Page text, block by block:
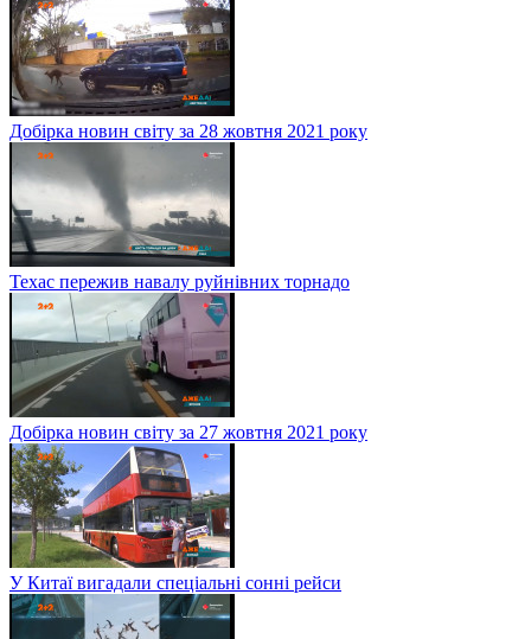
Добірка новин світу за 28 жовтня 2021 року
Техас пережив навалу руйнівних торнадо
Добірка новин світу за 27 жовтня 2021 року
У Китаї вигадали спеціальні сонні рейси